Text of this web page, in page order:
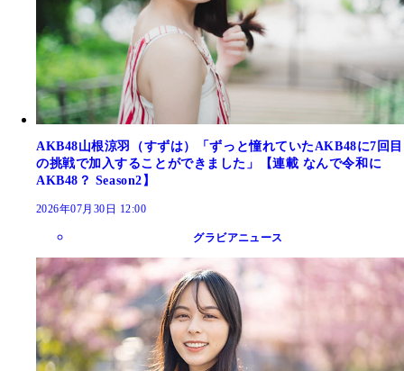
AKB48山根涼羽（すずは）「ずっと憧れていたAKB48に7回目
の挑戦で加入することができました」【連載 なんで令和に
AKB48？ Season2】
2026年07月30日 12:00
グラビアニュース